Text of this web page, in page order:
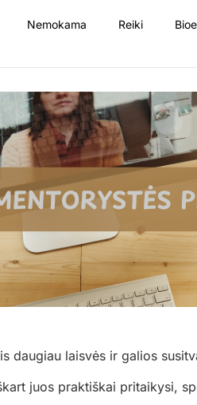
Nemokama Reiki
daugiau laisvės ir galios
juos praktiškai pritaikysi,